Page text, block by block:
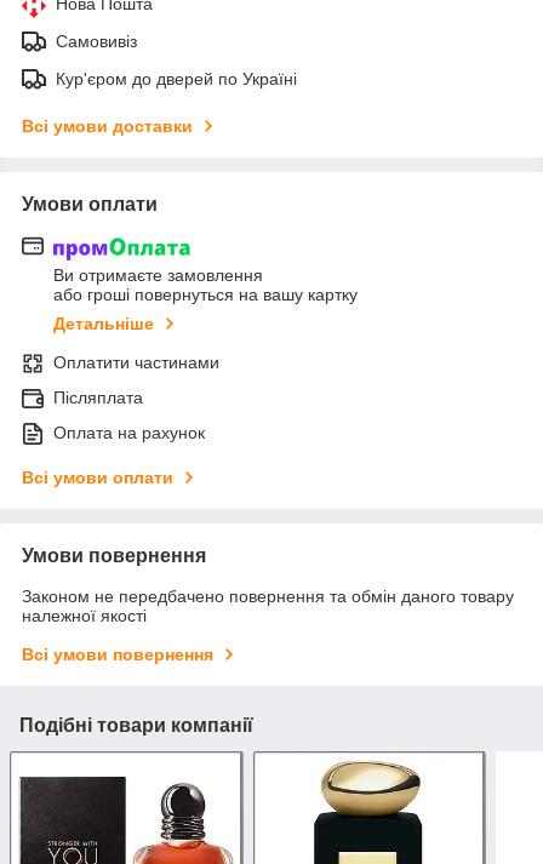
Нова Пошта
Самовивіз
Кур'єром до дверей по Україні
Всі умови доставки
Умови оплати
Ви отримаєте замовлення
або гроші повернуться на вашу картку
Детальніше
Оплатити частинами
Післяплата
Оплата на рахунок
Всі умови оплати
Умови повернення
Законом не передбачено повернення та обмін даного товару
належної якості
Всі умови повернення
Подібні товари компанії